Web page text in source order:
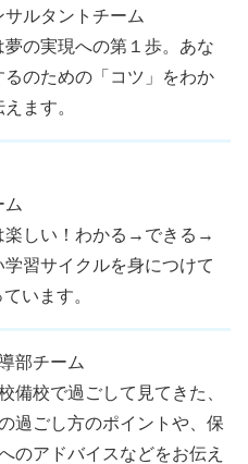
ルタントチーム
夢の実現への第１歩。あな
るのための「コツ」をわか
ます。
楽しい！わかる→できる→
学習サイクルを身につけて
います。
部チーム
備校で過ごして見てきた、
過ごし方のポイントや、保
のアドバイスなどをお伝え